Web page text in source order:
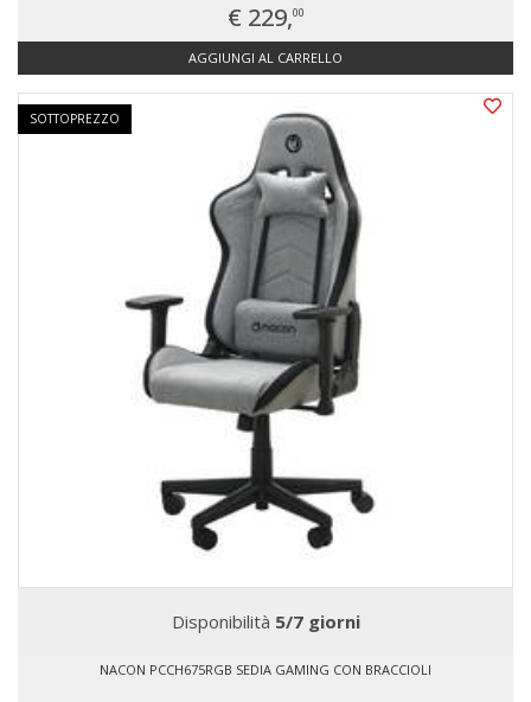
€ 229,00
AGGIUNGI AL CARRELLO
SOTTOPREZZO
Disponibilità 5/7 giorni
NACON PCCH675RGB SEDIA GAMING CON BRACCIOLI